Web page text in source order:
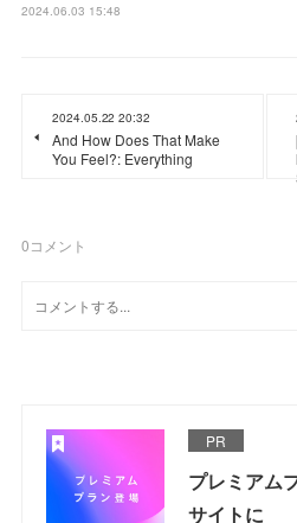
2024.06.03 15:48
2024.05.22 20:32
And How Does That Make
You Feel?: Everything
0コメント
PR
プレミアム
サイトに